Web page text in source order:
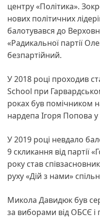
центру «Політика».
нових політичних
балотувався до
«Радикальної партії
безпартійний.
У 2018 році проходив
School при
роках був помічником
нардепа Ігоря Попова у
У 2019 році невдало
9 скликання від партії
року став
руху «Дій з нами»
Микола Давидюк був
за виборами від ОБСЄ